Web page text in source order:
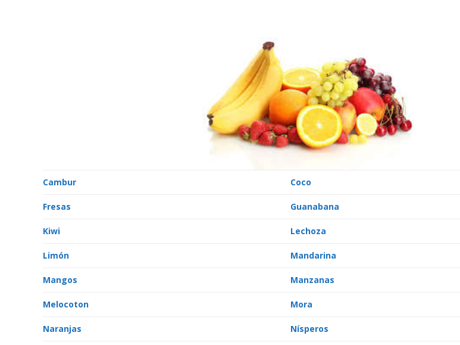
Cambur Coco
Fresas Guanabana
Kiwi Lechoza
Limón Mandarina
Mangos Manzanas
Melocoton Mora
Naranjas Nísperos